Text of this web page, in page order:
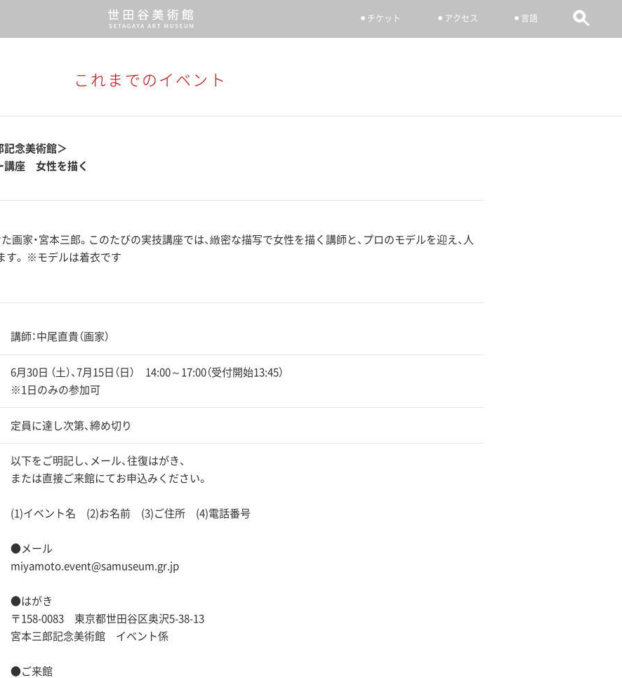
チケット アクセス 言語
これまでのイベント
記念美術館＞
講座 女性を描く
画家・宮本三郎。このたびの実技講座では、緻密な描写で女性を描く講師と、プロのモデルを迎え、人
す。 ※モデルは着衣です
講師：中尾直貴（画家）
6月30日 （土）、7月15日（日） 14:00～17:00（受付開始13:45）
※1日のみの参加可
定員に達し次第、締め切り
以下をご明記し、メール、往復はがき、
または直接ご来館にてお申込みください。
(1)イベント名 (2)お名前 (3)ご住所 (4)電話番号
●メール
miyamoto.event@samuseum.gr.jp
●はがき
〒158-0083 東京都世田谷区奥沢5-38-13
宮本三郎記念美術館 イベント係
●ご来館